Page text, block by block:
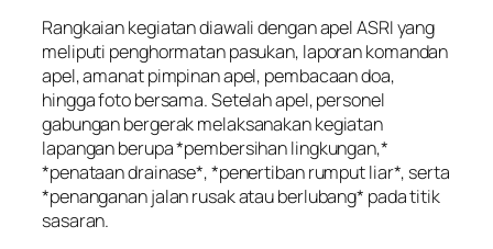
Rangkaian kegiatan diawali dengan apel ASRI yang
meliputi penghormatan pasukan, laporan komandan
apel, amanat pimpinan apel, pembacaan doa,
hingga foto bersama. Setelah apel, personel
gabungan bergerak melaksanakan kegiatan
lapangan berupa *pembersihan lingkungan,*
*penataan drainase*, *penertiban rumput liar*, serta
*penanganan jalan rusak atau berlubang* pada titik
sasaran.